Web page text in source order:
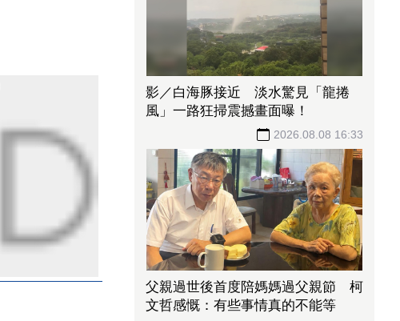
上班族快查！勞動部推2大試算工
具 特休、加班費一鍵算清楚
2026.08.08 16:48